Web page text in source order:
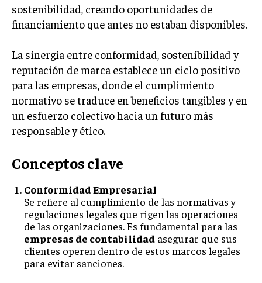
sostenibilidad, creando oportunidades de
financiamiento que antes no estaban disponibles.
La sinergia entre conformidad, sostenibilidad y
reputación de marca establece un ciclo positivo
para las empresas, donde el cumplimiento
normativo se traduce en beneficios tangibles y en
un esfuerzo colectivo hacia un futuro más
responsable y ético.
Conceptos clave
Conformidad Empresarial
Se refiere al cumplimiento de las normativas y
regulaciones legales que rigen las operaciones
de las organizaciones. Es fundamental para las
empresas de contabilidad asegurar que sus
clientes operen dentro de estos marcos legales
para evitar sanciones.